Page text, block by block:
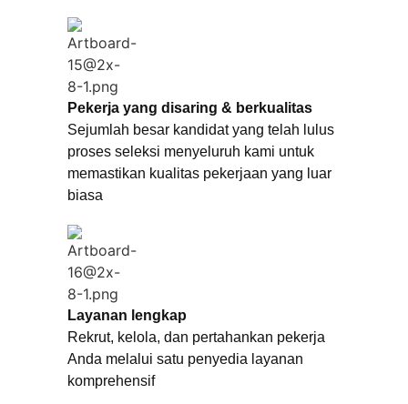
Pekerja yang disaring & berkualitas
Sejumlah besar kandidat yang telah lulus
proses seleksi menyeluruh kami untuk
memastikan kualitas pekerjaan yang luar
biasa
Layanan lengkap
Rekrut, kelola, dan pertahankan pekerja
Anda melalui satu penyedia layanan
komprehensif